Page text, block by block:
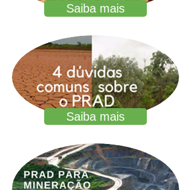
Saiba mais
Saiba mais